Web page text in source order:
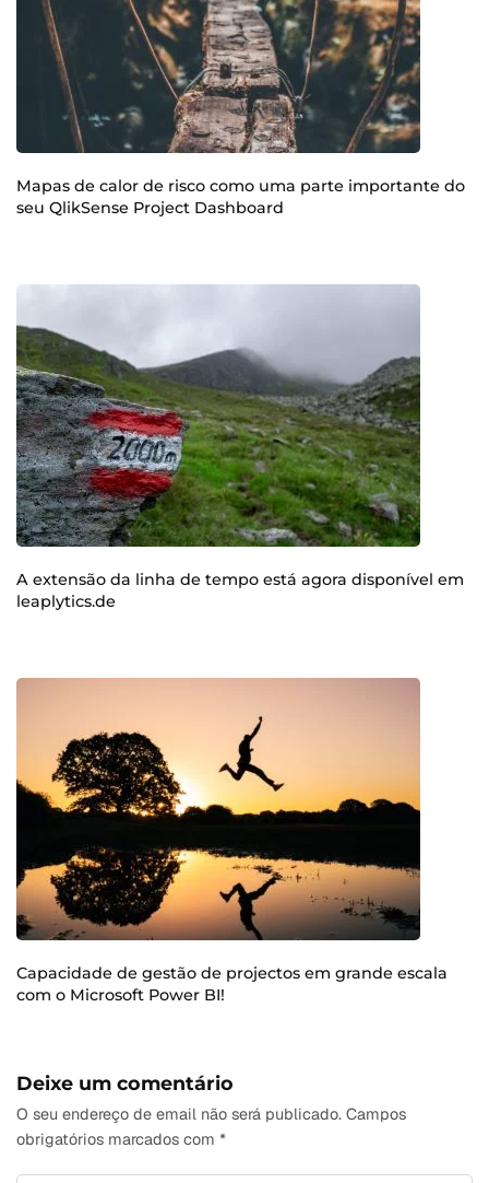
Mapas de calor de risco como uma parte importante do
seu QlikSense Project Dashboard
A extensão da linha de tempo está agora disponível em
leaplytics.de
Capacidade de gestão de projectos em grande escala
com o Microsoft Power BI!
Deixe um comentário
O seu endereço de email não será publicado. Campos
obrigatórios marcados com *